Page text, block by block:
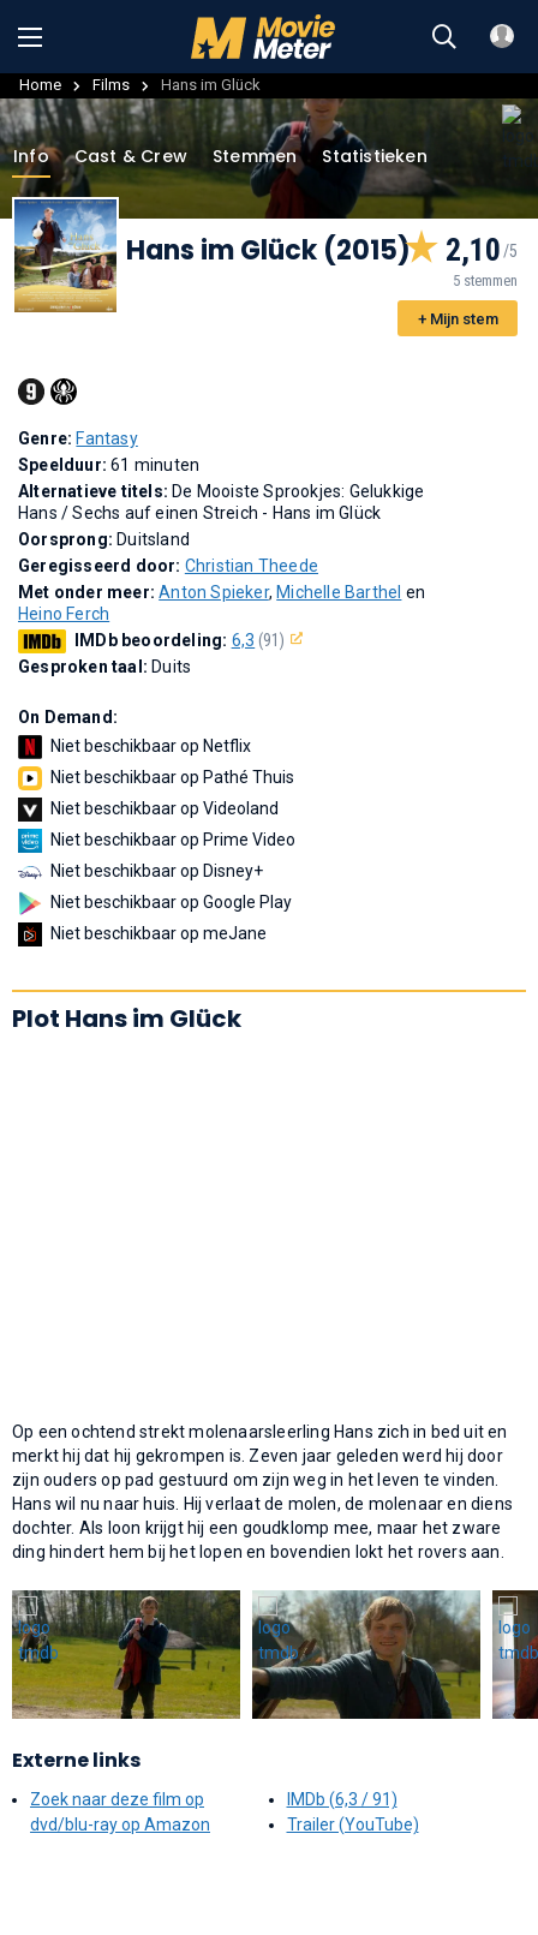
Home Films Hans im Glück
Info Cast & Crew Stemmen Statistieken
Hans im Glück (2015) 2,10
5 stemmen
+ Mijn stem
Genre: Fantasy
Speelduur:61 minuten
Alternatieve titels: De Mooiste Sprookjes: Gelukkige
Hans /Sechs auf einen Streich - Hans im Glück
Oorsprong: Duitsland
Geregisseerd door: Christian Theede
Met onder meer:Anton Spieker, Michelle Barthel en
Heino Ferch
IMDb beoordeling: 6,3 (91)
Gesproken taal: Duits
On Demand:
Niet beschikbaar op Netflix
Niet beschikbaar op Pathé Thuis
Niet beschikbaar op Videoland
Niet beschikbaar op Prime Video
Niet beschikbaar op Disney+
Niet beschikbaar op Google Play
Niet beschikbaar op meJane
Plot Hans im Glück
Op een ochtend strekt molenaarsleerling Hans zich in bed uit en
merkt hij dat hij gekrompen is. Zeven jaar geleden werd hij door
zijn ouders op pad gestuurd om zijn weg in het leven te vinden.
Hans wil nu naar huis. Hij verlaat de molen, de molenaar en diens
dochter. Als loon krijgt hij een goudklomp mee, maar het zware
ding hindert hem bij het lopen en bovendien lokt het rovers aan.
Externe links
Zoek naar deze film op
dvd/blu-ray op Amazon
IMDb (6,3 / 91)
Trailer (YouTube)